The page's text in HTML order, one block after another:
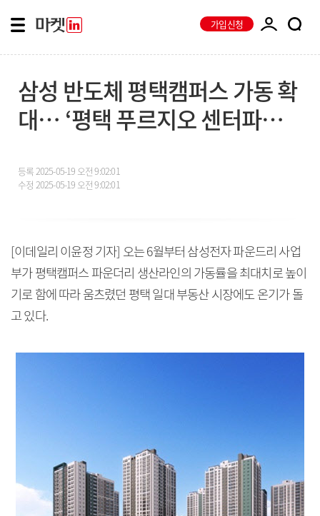
가입신청
삼성 반도체 평택캠퍼스 가동 확
대… ‘평택 푸르지오 센터파인’
등록2025-05-19 오전 9:02:01
수정 2025-05-19 오전 9:02:01
[이데일리 이윤정 기자] 오는 6월부터 삼성전자 파운드리 사업
부가 평택캠퍼스 파운더리 생산라인의 가동률을 최대치로 높이
기로 함에 따라 움츠렸던 평택 일대 부동산 시장에도 온기가 돌
고 있다.